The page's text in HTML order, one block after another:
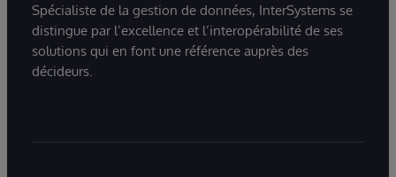
Spécialiste de la gestion de données, InterSystems se
distingue par l’excellence et l’interopérabilité de ses
solutions qui en font une référence auprès des
décideurs.